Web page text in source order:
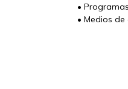
•
• Medios